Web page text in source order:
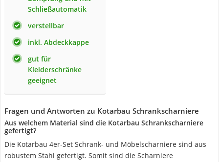
Schließautomatik
verstellbar
inkl. Abdeckkappe
gut für
Kleiderschränke
geeignet
Fragen und Antworten zu Kotarbau Schrankscharniere
Aus welchem Material sind die Kotarbau Schrankscharniere
gefertigt?
Die Kotarbau 4er-Set Schrank- und Möbelscharniere sind aus
robustem Stahl gefertigt. Somit sind die Scharniere